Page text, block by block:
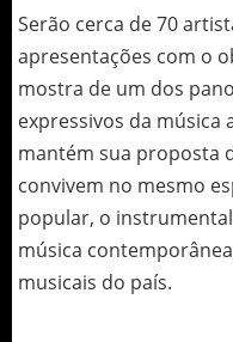
Serão cerca de 70
apresentações com o
mostra de um dos
expressivos da música
mantém sua proposta
convivem no mesmo
popular, o
música
musicais do país.